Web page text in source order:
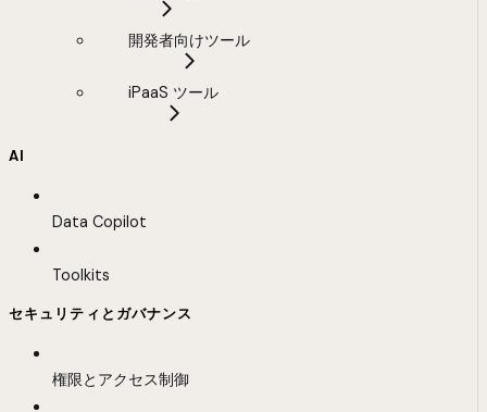
開発者向けツール
iPaaS ツール
AI
Data Copilot
Toolkits
セキュリティとガバナンス
権限とアクセス制御